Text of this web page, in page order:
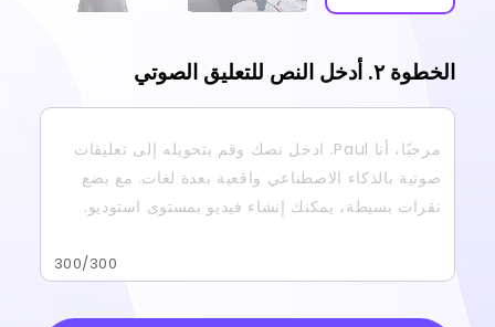
الخطوة ٢. أدخل النص للتعليق الصوتي
300/300